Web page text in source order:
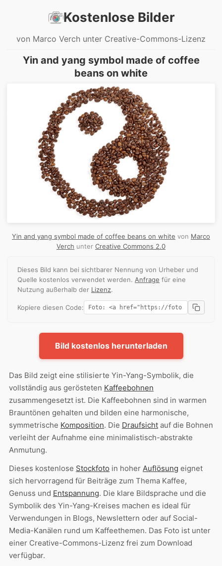
Kostenlose Bilder
von Marco Verch unter Creative-Commons-Lizenz
Yin and yang symbol made of coffee
beans on white
Yin and yang symbol made of coffee beans on white von Marco
Verch unter Creative Commons 2.0
Dieses Bild kann bei sichtbarer Nennung von Urheber und
Quelle kostenlos verwendet werden. Anfrage für eine
Nutzung außerhalb der Lizenz.
Kopiere diesen Code:
Bild kostenlos herunterladen
Das Bild zeigt eine stilisierte Yin-Yang-Symbolik, die
vollständig aus gerösteten Kaffeebohnen
zusammengesetzt ist. Die Kaffeebohnen sind in warmen
Brauntönen gehalten und bilden eine harmonische,
symmetrische Komposition. Die Draufsicht auf die Bohnen
verleiht der Aufnahme eine minimalistisch-abstrakte
Anmutung.
Dieses kostenlose Stockfoto in hoher Auflösung eignet
sich hervorragend für Beiträge zum Thema Kaffee,
Genuss und Entspannung. Die klare Bildsprache und die
Symbolik des Yin-Yang-Kreises machen es ideal für
Verwendungen in Blogs, Newslettern oder auf Social-
Media-Kanälen rund um Kaffeethemen. Das Foto ist unter
einer Creative-Commons-Lizenz frei zum Download
verfügbar.